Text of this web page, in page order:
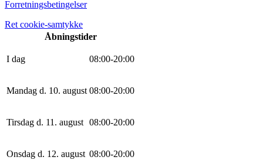
Forretningsbetingelser
Ret cookie-samtykke
Åbningstider
I dag 08:00-20:00
Mandag d. 10. august 08:00-20:00
Tirsdag d. 11. august 08:00-20:00
Onsdag d. 12. august 08:00-20:00